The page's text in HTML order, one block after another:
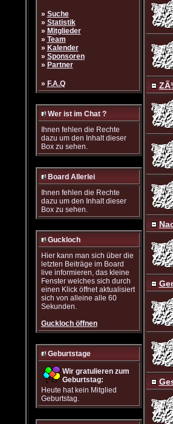
» Suche
» Statistik
» Mitglieder
» Team
» Kalender
» Sponsoren
» Partner
» F.A.Q
Wer ist im Chat ?
Ihnen fehlen die Rechte
dazu um den Inhalt dieser
Box zu sehen.
Board Allerlei
Ihnen fehlen die Rechte
dazu um den Inhalt dieser
Box zu sehen.
Guckloch
Hier kann man sich über die
letzten Beiträge im Board
live informieren, das kleine
Fenster welches sich durch
einen Klick öffnet aktualisiert
sich von alleine alle 60
Sekunden.
Guckloch öffnen
Geburtstage
Wir gratulieren zum
Geburtstag:
Heute hat kein Mitglied
Geburtstag.